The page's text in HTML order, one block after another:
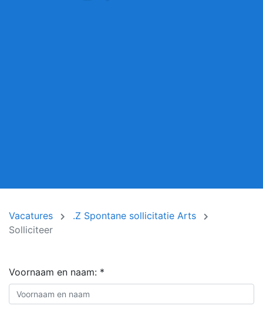
Vacatures
.Z Spontane sollicitatie Arts
Solliciteer
Voornaam en naam: *